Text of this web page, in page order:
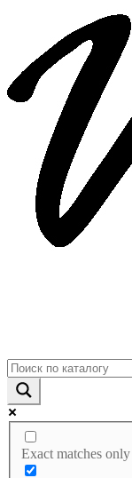
Exact matches only